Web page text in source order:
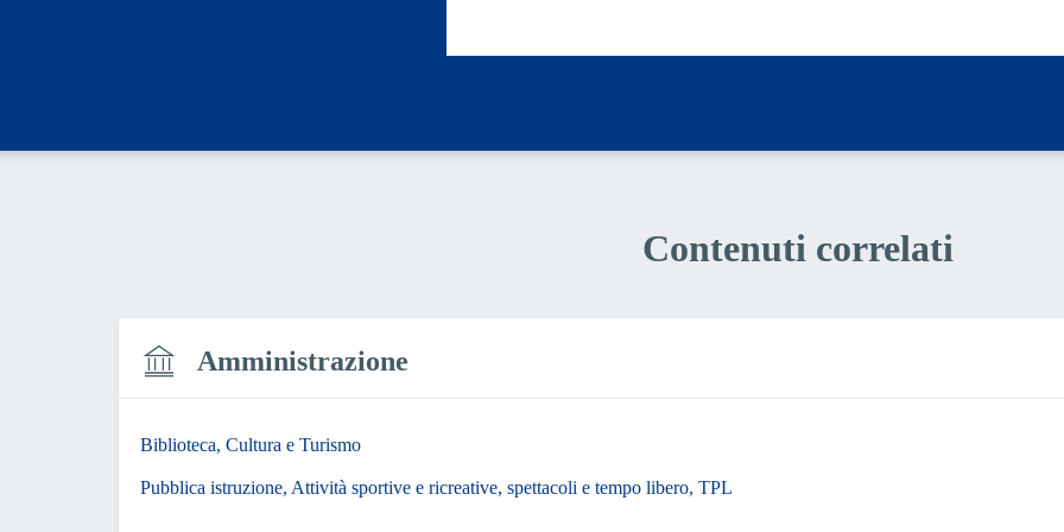
Contenuti correlati
Amministrazione
Biblioteca, Cultura e Turismo
Pubblica istruzione, Attività sportive e ricreative, spettacoli e tempo libero, TPL